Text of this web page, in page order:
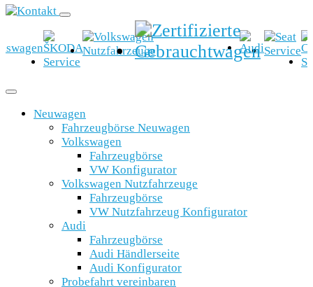
Neuwagen
Fahrzeugbörse Neuwagen
Volkswagen
Fahrzeugbörse
VW Konfigurator
Volkswagen Nutzfahrzeuge
Fahrzeugbörse
VW Nutzfahrzeug Konfigurator
Audi
Fahrzeugbörse
Audi Händlerseite
Audi Konfigurator
Probefahrt vereinbaren